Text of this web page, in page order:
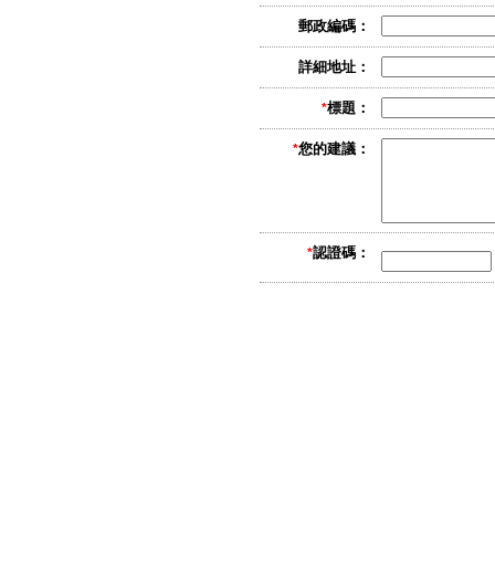
郵政編碼：
詳細地址：
*標題：
*您的建議：
*認證碼：